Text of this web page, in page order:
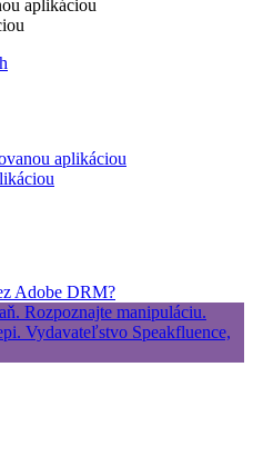
aplikáciou
aplikáciou
Adobe DRM?